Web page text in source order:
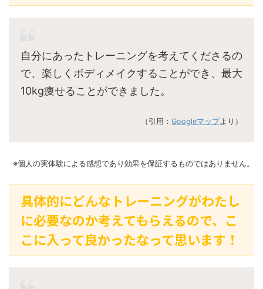
自分にあったトレーニングを考えてくださるの
で、楽しくボディメイクすることができ、最大
10kg痩せることができました。
（引用： Googleマップより）
※個人の実体験による感想であり効果を保証するものではありません。
具体的にどんなトレーニングがわたし
に必要なのか考えてもらえるので、こ
こに入って良かったなって思います！